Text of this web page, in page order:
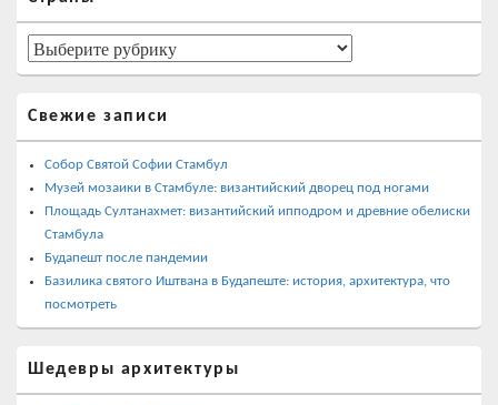
боковой
панели
Страны
Свежие записи
Собор Святой Софии Стамбул
Музей мозаики в Стамбуле: византийский дворец под ногами
Площадь Султанахмет: византийский ипподром и древние обелиски
Стамбула
Будапешт после пандемии
Базилика святого Иштвана в Будапеште: история, архитектура, что
посмотреть
Шедевры архитектуры